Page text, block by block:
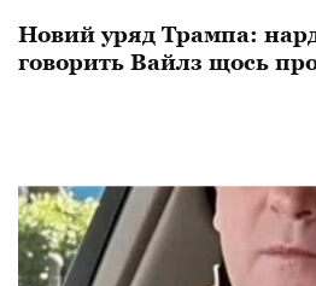
Новий уряд Трампа:
говорить Вайлз щось